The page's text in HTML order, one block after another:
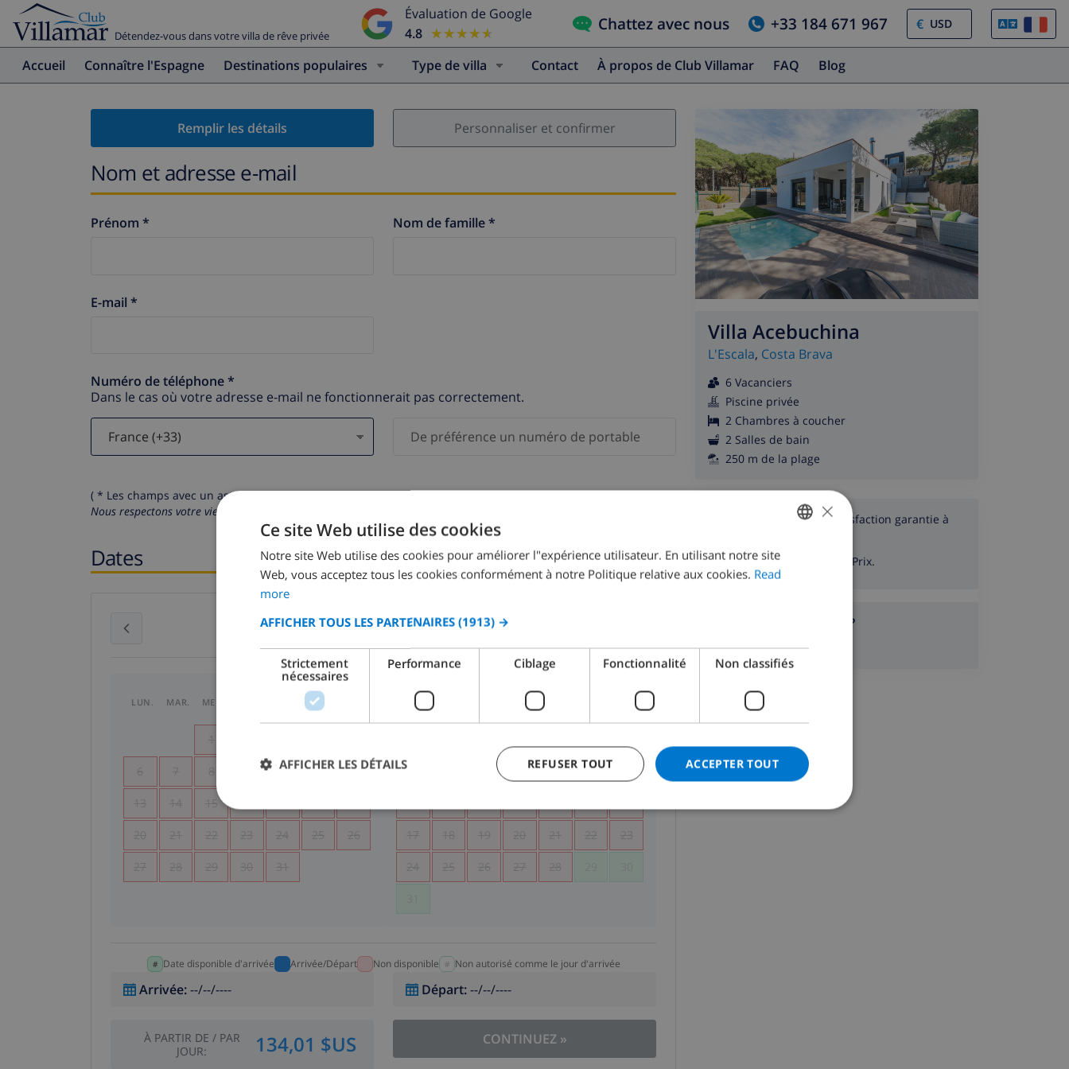
Détendez-vous dans votre villa de rêve privée
Évaluation de Google
4.8 ★★★★★
★★★★★ Chattez avec nous +33 184 671 967 €
Accueil Connaître l'Espagne Destinations populaires Type de villa Contact À propos de Club Villamar FAQ Blog
Remplir les détails Personnaliser et confirmer
Nom et adresse e-mail
Prénom * Nom de famille *
E-mail *
Numéro de téléphone *
Dans le cas où votre adresse e-mail ne fonctionnerait pas correctement.
( * Les champs avec un astérisque sont obligatoires )
Nous respectons votre vie privée.
Dates
juillet 2026 août 2026
LUN. MAR. MER. SAM.
1
6 7 8 10 11 12
13 14 15
20 21 22 23 24 25 26
27 28 29 30 31
LUN. JEU. DIM.
7 8
17 18 19 20 21 22 23
24 25 26 27 28
Date disponible d'arrivée Arrivée/Départ Non disponible Non autorisé comme le jour d'arrivée
Arrivée:--/--/---- Départ:--/--/----
À PARTIR DE / PAR
JOUR: 134,01 $US CONTINUEZ»
Villa Acebuchina
L'Escala, Costa Brava
6 Vacanciers
Piscine privée
2 Chambres à coucher
2 Salles de bain
250 m de la plage
Profitez de notre Satisfaction garantie à
Garantie de Meilleur Prix.
Avez-vous des questions?
Ou envoyez un e-mail.
ENGLISH
DUTCH
GERMAN
CATALAN
ITALIAN
NORWEGIAN
×
Ce site Web utilise des cookies
Notre site Web utilise des cookies pour améliorer l"expérience utilisateur. En utilisant notre site
Web, vous acceptez tous les cookies conformément à notre Politique relative aux cookies. Read
more
AFFICHER TOUS LES PARTENAIRES (1913) →
Strictement
nécessaires
Performance Ciblage Fonctionnalité Non classifiés
ACCEPTER TOUT
REFUSER TOUT
AFFICHER LES DÉTAILS